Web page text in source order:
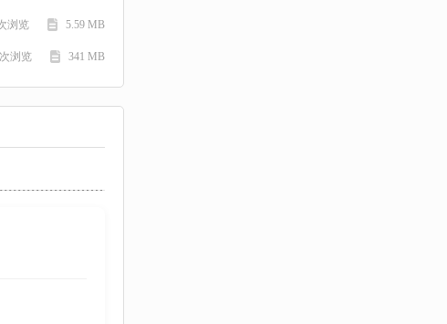
5.59 MB
浏览
341 MB
次浏览